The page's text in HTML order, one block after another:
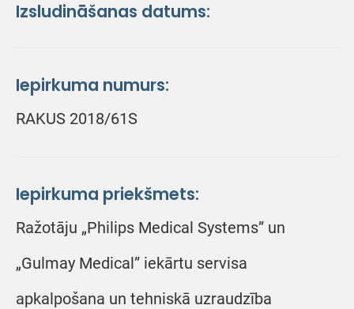
Izsludināšanas datums:
Iepirkuma numurs:
RAKUS 2018/61S
Iepirkuma priekšmets:
Ražotāju „Philips Medical Systems” un
„Gulmay Medical” iekārtu servisa
apkalpošana un tehniskā uzraudzība